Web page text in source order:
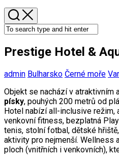
Prestige Hotel &
admin Bulharsko Černé moře
Objekt se nachází v atraktivním
písky, pouhých 200 metrů od
Hotel nabízí all-inclusive režim,
venkovní fitness, bezplatná
tenis, stolní fotbal, dětské
aktivity pro nejmenší. Wellness
ploch (vnitřních i venkovních),